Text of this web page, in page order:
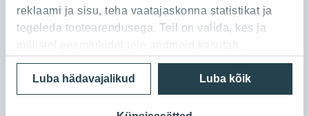
reklaami ja sisu, teha vaatajaskonna statistikat ja
tegeleda tootearendusega. Teil on valida, kes ja
Kui te lubate, sooviksime ka:
Luba kõik
Luba hädavajalikud
Ettevõttest
Referentsid
YIT Group
YIT Finland
YIT Latvia